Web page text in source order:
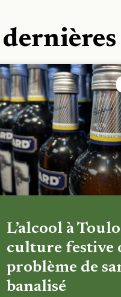
L’alcool à
culture festive
problème de
banalisé